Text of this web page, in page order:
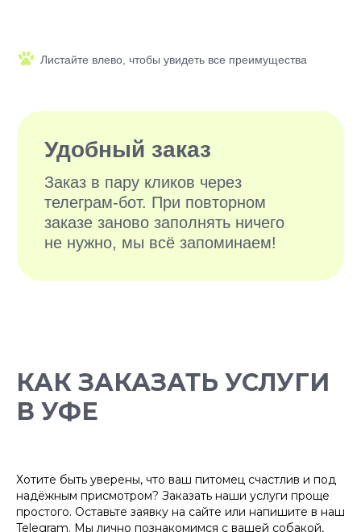
КАК ЗАКАЗАТЬ УСЛУГИ
В УФЕ
Хотите быть уверены, что ваш питомец счастлив и под
надёжным присмотром? Заказать наши услуги проще
простого. Оставьте заявку на сайте или напишите в наш
Telegram. Мы лично познакомимся с вашей собакой,
БОЛЕЕ 10 000
ДОВОЛЬНЫХ
ХОЗЯЕВ